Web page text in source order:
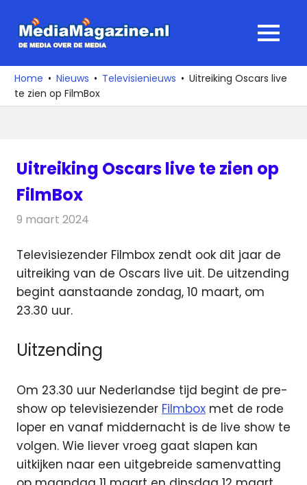
naar
media
over
de
MENU
Home Nieuws Televisienieuws
Uitreiking Oscars live
te zien op FilmBox
Uitreiking Oscars live te zien op
FilmBox
9 maart 2024
Televisiezender Filmbox zendt ook dit jaar de
uitreiking van de Oscars live uit. De uitzending
begint aanstaande zondag, 10 maart, om
23.30 uur.
Uitzending
Om 23.30 uur Nederlandse tijd begint de pre-
show op televisiezender Filmbox met de rode
loper en vanaf middernacht is de live show te
volgen. Wie liever vroeg gaat slapen kan
uitkijken naar een uitgebreide samenvatting